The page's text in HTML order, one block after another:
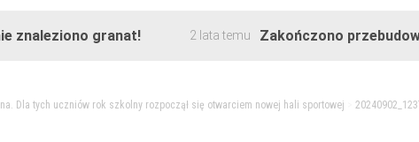
granat! 2 lata temu Zakończono przebudowę ul.
Dla tych uczniów rok szkolny rozpoczął się otwarciem nowej hali sportowej